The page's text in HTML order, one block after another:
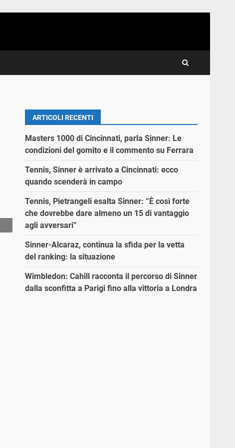
ARTICOLI RECENTI
Masters 1000 di Cincinnati, parla Sinner: Le
condizioni del gomito e il commento su Ferrara
Tennis, Sinner è arrivato a Cincinnati: ecco
quando scenderà in campo
Tennis, Pietrangeli esalta Sinner: “È così forte
che dovrebbe dare almeno un 15 di vantaggio
agli avversari”
Sinner-Alcaraz, continua la sfida per la vetta
del ranking: la situazione
Wimbledon: Cahill racconta il percorso di Sinner
dalla sconfitta a Parigi fino alla vittoria a Londra